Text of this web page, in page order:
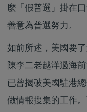
麼「假普選」掛在
善意為普選努力。
如前所述，美國要
陳李二老越洋過海
已曾揭破美國駐港
做情報搜集的工作